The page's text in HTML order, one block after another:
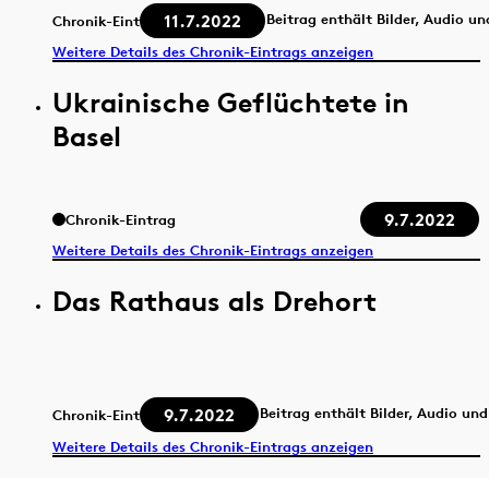
Chronik-Eintrag 11.7.2022
Beitrag enthält Bilder, Audio
Weitere Details des Chronik-Eintrags anzeigen
Ukrainische Geflüchtete in
Basel
Chronik-Eintrag 9.7.2022
Weitere Details des Chronik-Eintrags anzeigen
Das Rathaus als Drehort
Chronik-Eintrag 9.7.2022
Beitrag enthält Bilder, Audio
Weitere Details des Chronik-Eintrags anzeigen